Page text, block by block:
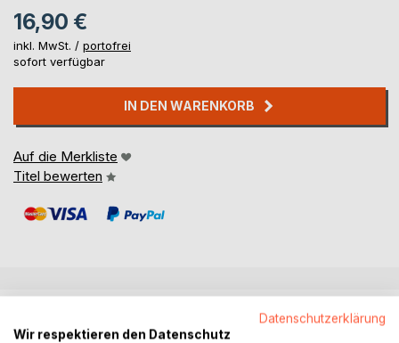
16,90 €
inkl. MwSt. / portofrei
sofort verfügbar
IN DEN WARENKORB
Auf die Merkliste
Titel bewerten
Datenschutzerklärung
Wir respektieren den Datenschutz